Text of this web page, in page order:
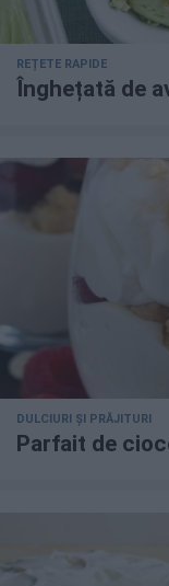
REȚETE RAPIDE
Înghețată de
DULCIURI ȘI PRĂJITURI
Parfait de